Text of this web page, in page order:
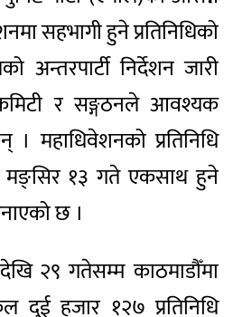
सहभागी हुने प्रतिनिधिको
अन्तरपार्टी निर्देशन जारी
र सङ्गठनले आवश्यक
महाधिवेशनको प्रतिनिधि
१३ गते एकसाथ हुने
छ ।
२९ गतेसम्म काठमाडौँमा
दुई हजार १२७ प्रतिनिधि